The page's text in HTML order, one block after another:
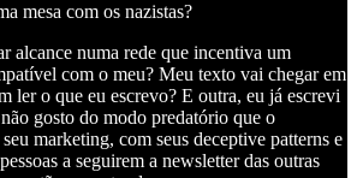
mesa com os nazistas?
alcance numa rede que incentiva um
com o meu? Meu texto vai chegar em
ler o que eu escrevo? E outra, eu já escrevi
gosto do modo predatório que o
marketing, com seus deceptive patterns e
a seguirem a newsletter das outras